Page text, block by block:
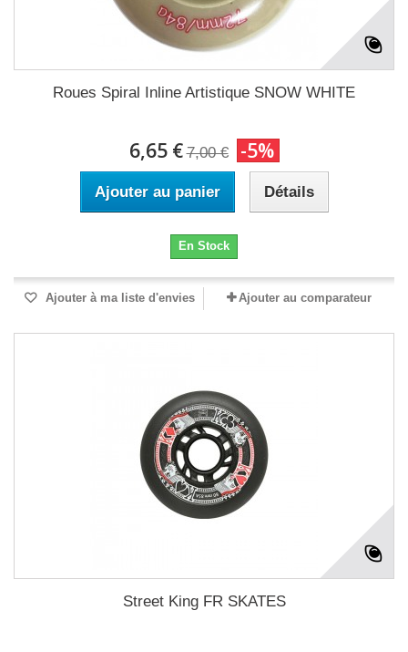
Roues Spiral Inline Artistique SNOW WHITE
6,65 € 7,00 € -5%
Ajouter au panier Détails
En Stock
Ajouter à ma liste d'envies Ajouter au comparateur
Street King FR SKATES